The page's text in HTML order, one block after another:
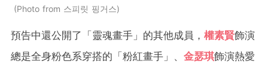
Photo from 스피릿 핑거스
預告中還公開了「靈魂畫手」的其他成員， 權素賢飾演
總是全身粉色系穿搭的「粉紅畫手」、 金瑟琪飾演熱愛